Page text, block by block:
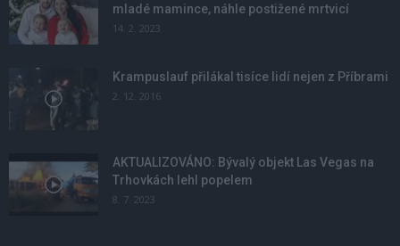
mladé mamince, náhle postižené mrtvicí
14. 2. 2023
Krampuslauf přilákal tisíce lidí nejen z Příbrami
2. 12. 2016
AKTUALIZOVÁNO: Bývalý objekt Las Vegas na
Trhovkách lehl popelem
8. 7. 2023